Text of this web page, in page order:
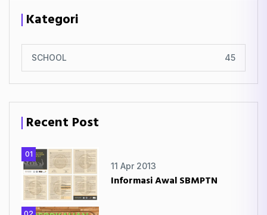
Kategori
SCHOOL 45
Recent Post
01
11 Apr 2013
Informasi Awal SBMPTN